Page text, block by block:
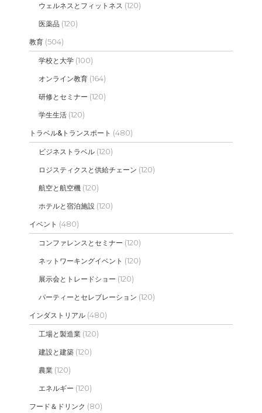
ウェルネスとフィットネス (120)
医薬品 (120)
教育 (504)
学校と大学 (100)
オンライン教育 (164)
研修とセミナー (120)
学生生活 (120)
トラベル&トランスポート (480)
ビジネストラベル (120)
ロジスティクスと供給チェーン (120)
航空と航空機 (120)
ホテルと宿泊施設 (120)
イベント (480)
コンファレンスとセミナー (120)
ネットワーキングイベント (120)
展示会とトレードショー (120)
パーティーとセレブレーション (120)
インダストリアル (480)
工場と製造業 (120)
建設と建築 (120)
農業 (120)
エネルギー (120)
フード＆ドリンク (80)